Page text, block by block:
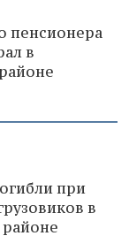
пенсионера
в
при
в